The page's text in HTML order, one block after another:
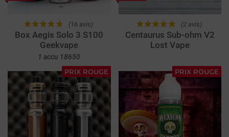
(16 avis)
Box Aegis Solo 3 S100
Geekvape
1 accu 18650
(2 avis)
Centaurus Sub-ohm V2
Lost Vape
PRIX ROUGE PRIX ROUGE